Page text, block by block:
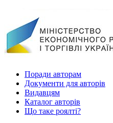
Поради авторам
Документи для авторів
Видавцям
Каталог авторів
Що таке роялті?